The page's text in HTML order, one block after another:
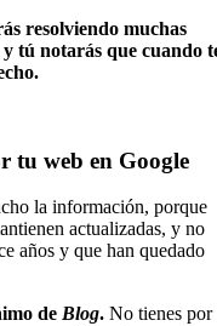
resolviendo muchas
tú notarás que cuando
tu web en Google
la información, porque
actualizadas, y no
años y que han quedado
de Blog. No tienes por